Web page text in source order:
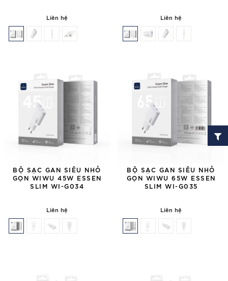
Liên hệ Liên hệ
BỘ SẠC GAN SIÊU NHỎ
GỌN WIWU 45W ESSEN
SLIM WI-G034
Liên hệ
BỘ SẠC GAN SIÊU NHỎ
GỌN WIWU 65W ESSEN
SLIM WI-G035
Liên hệ